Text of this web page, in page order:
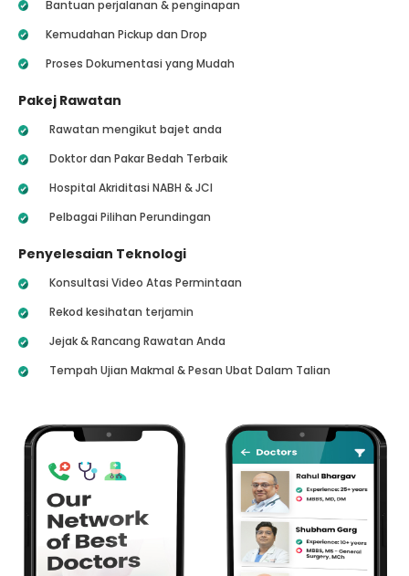
Bantuan perjalanan & penginapan
Kemudahan Pickup dan Drop
Proses Dokumentasi yang Mudah
Pakej Rawatan
Rawatan mengikut bajet anda
Doktor dan Pakar Bedah Terbaik
Hospital Akriditasi NABH & JCI
Pelbagai Pilihan Perundingan
Penyelesaian Teknologi
Konsultasi Video Atas Permintaan
Rekod kesihatan terjamin
Jejak & Rancang Rawatan Anda
Tempah Ujian Makmal & Pesan Ubat Dalam Talian